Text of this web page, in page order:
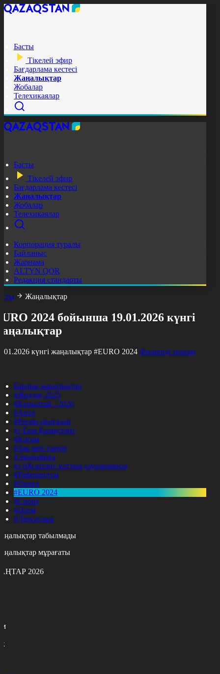
Басты
Тікелей эфир
Бағдарлама кестесі
Жаңалықтар
Жобалар
Телехикаялар
Басты
Тікелей эфир
Бағдарлама кестесі
Жаңалықтар
Жобалар
Телехикаялар
Корпорация туралы
Байланыс
Жарнама
ALTYN QOR
Редакция стандарты
Жаңалықтар
2024 бойынша 19.01.2026 күнгі
күнгі жаңалықтар #EURO 2024 Фильтрді тазалау
Барлық жаңалықтар
#Жолдау 2025
#Құрылтай - 2026
#Апта
#Ресми оқиғалар
#«Таза Қазақстан»
#Қоғам
#Заң мен тәртіп
#Экономика
#«100 кітап» ұлттық сауалнамасы
#Референдум
#Оқиға
#EURO 2024
#Спорт
#Әлем
#Денсаулық
табылмады
мұрағаты
2026